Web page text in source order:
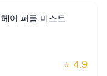
어 퍼퓸 미스트
⭐ 4.9